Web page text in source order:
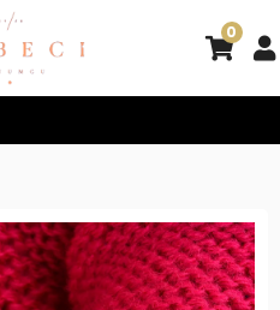
0